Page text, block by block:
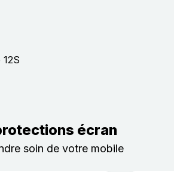
écran
soin de votre mobile